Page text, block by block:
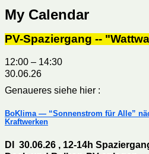
My Calendar
PV-Spaziergang --
12:00 – 14:30
30.06.26
Genaueres siehe hier :
BoKlima — “Sonnenstrom für Alle”
Kraftwerken
DI 30.06.26 , 12-14h